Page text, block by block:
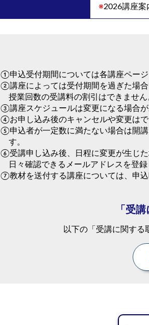
※2026講座案
①申込受付期間については各講座ページ
②講座によっては受付期間を過ぎた場
授業回数の受講料の割引はできません
③講座スケジュールは変更になる場合が
④お申し込み後のキャンセルや変更はで
⑤申込者が一定数に満たない場合は開
す。
⑥受講申し込み後、日程に変更が生じ
日々確認できるメールアドレスを登録
⑦教材を送付する講座については、申込
「受
以下の「受講に関する